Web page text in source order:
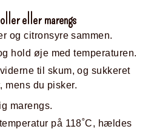
eller marengs
og citronsyre sammen.
hold øje med temperaturen.
til skum, og sukkeret
du pisker.
marengs.
på 118˚C, hældes